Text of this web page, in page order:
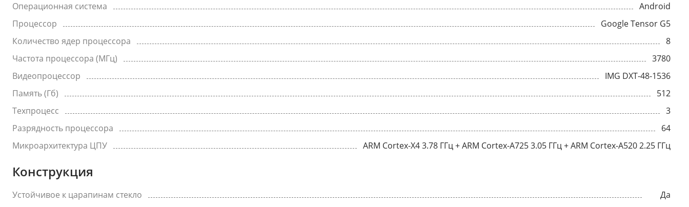
Операционная система
Android
Процессор
Google Tensor G5
Количество ядер процессора
8
Частота процессора (МГц)
3780
Видеопроцессор
IMG DXT-48-1536
Память (Гб)
512
Техпроцесс
3
Разрядность процессора
64
Микроархитектура ЦПУ
ARM Cortex-X4 3.78 ГГц + ARM Cortex-A725 3.05 ГГц + ARM Cortex-A520 2.25 ГГц
Конструкция
Устойчивое к царапинам стекло
Да